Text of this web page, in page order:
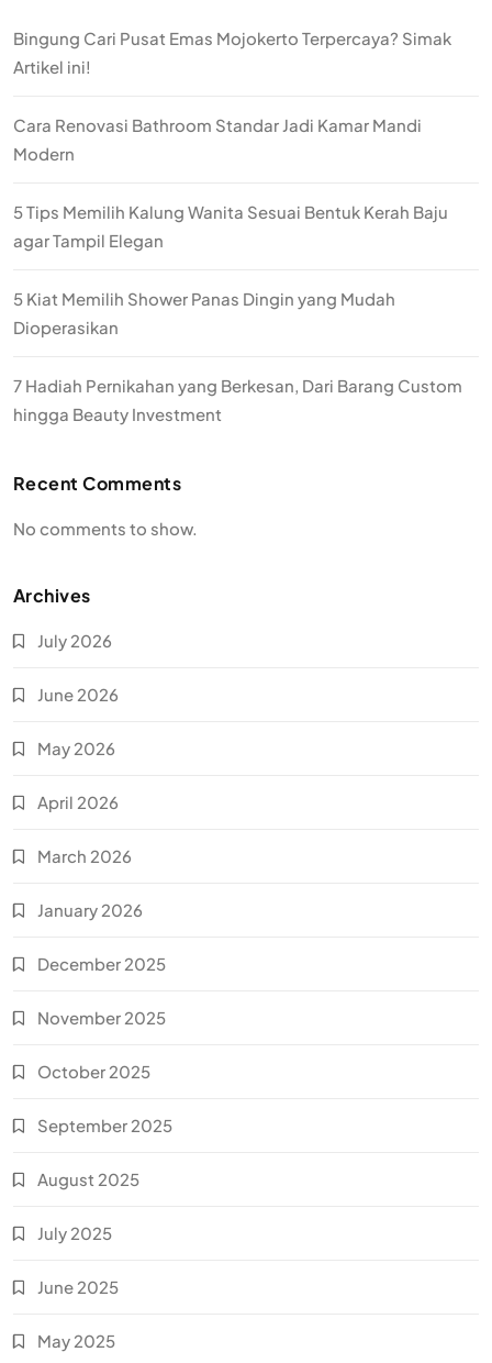
Bingung Cari Pusat Emas Mojokerto Terpercaya? Simak
Artikel ini!
Cara Renovasi Bathroom Standar Jadi Kamar Mandi
Modern
5 Tips Memilih Kalung Wanita Sesuai Bentuk Kerah Baju
agar Tampil Elegan
5 Kiat Memilih Shower Panas Dingin yang Mudah
Dioperasikan
7 Hadiah Pernikahan yang Berkesan, Dari Barang Custom
hingga Beauty Investment
Recent Comments
No comments to show.
Archives
July 2026
June 2026
May 2026
April 2026
March 2026
January 2026
December 2025
November 2025
October 2025
September 2025
August 2025
July 2025
June 2025
May 2025